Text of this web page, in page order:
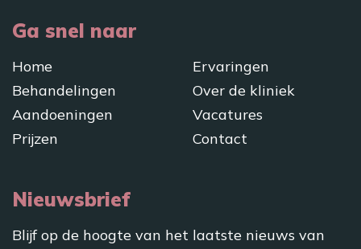
Ga snel naar
Home
Behandelingen
Aandoeningen
Prijzen
Ervaringen
Over de kliniek
Vacatures
Contact
Nieuwsbrief
Blijf op de hoogte van het laatste nieuws van